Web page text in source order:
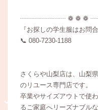
┈┈┈┈┈┈┈ ❁ ❁ ❁
『お探しの学生服はお問
📞 080-7230‐1188
さくらや山梨店は、山梨
のリユース専門店です。
卒業やサイズアウトで使
るご家庭へリーズナブル